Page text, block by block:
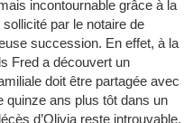
incontournable grâce à la
par le notaire de
succession. En effet, à la
Fred a découvert un
doit être partagée avec
ans plus tôt dans un
d’Olivia reste introuvable,